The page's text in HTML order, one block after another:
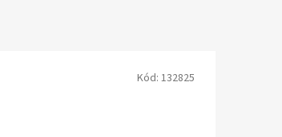
Kód: 132825